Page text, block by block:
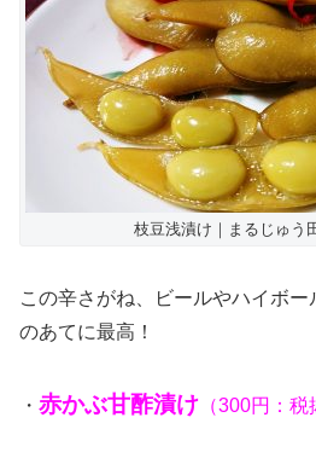
枝豆浅漬け｜まるじゅう
この辛さがね、ビールやハイボ
のあてに最高！
・ 赤かぶ甘酢漬け （300円：税